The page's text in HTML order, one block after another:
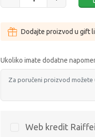
Dodajte proizvod u gift
Ukoliko imate dodatne
Web kredit